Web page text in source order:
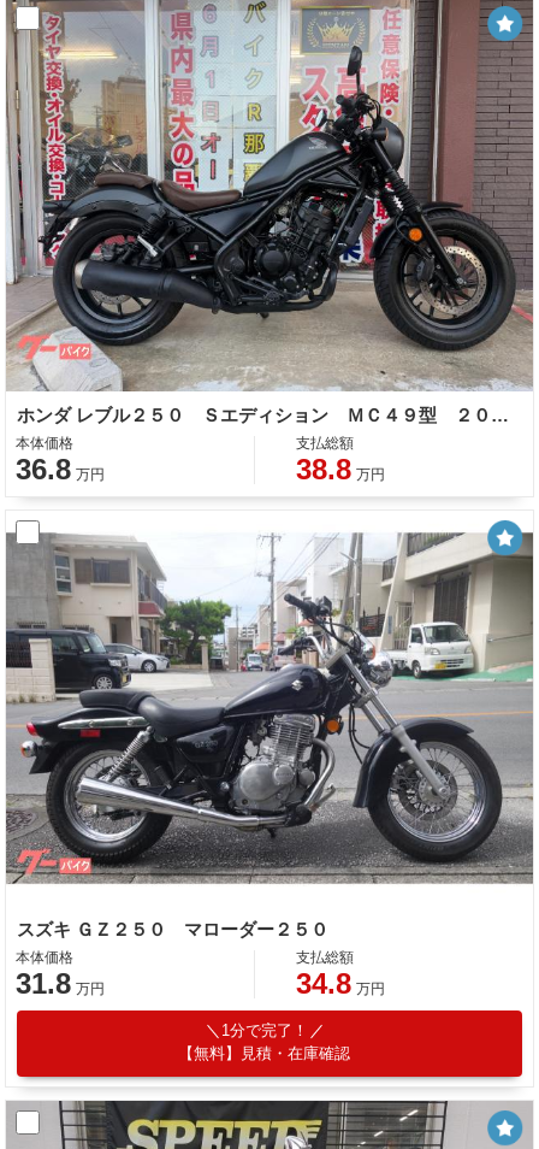
ホンダ レブル２５０ Ｓエディション ＭＣ４９型 ２０２０年モデル ＡＢＳ エンジンガード ＬＥＤヘッドライト テールランプ
本体価格
36.8 万円
支払総額
38.8 万円
スズキ ＧＺ２５０ マローダー２５０
本体価格
31.8 万円
支払総額
34.8 万円
1分で完了！
【無料】見積・在庫確認